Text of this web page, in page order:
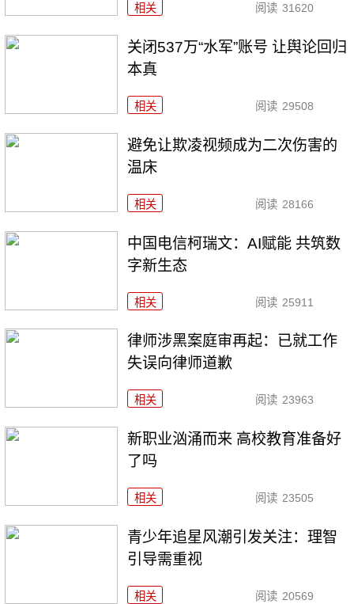
相关 阅读 31620
关闭537万“水军”账号 让舆论回归
本真
相关 阅读 29508
避免让欺凌视频成为二次伤害的
温床
相关 阅读 28166
中国电信柯瑞文：AI赋能 共筑数
字新生态
相关 阅读 25911
律师涉黑案庭审再起：已就工作
失误向律师道歉
相关 阅读 23963
新职业汹涌而来 高校教育准备好
了吗
相关 阅读 23505
青少年追星风潮引发关注：理智
引导需重视
相关 阅读 20569